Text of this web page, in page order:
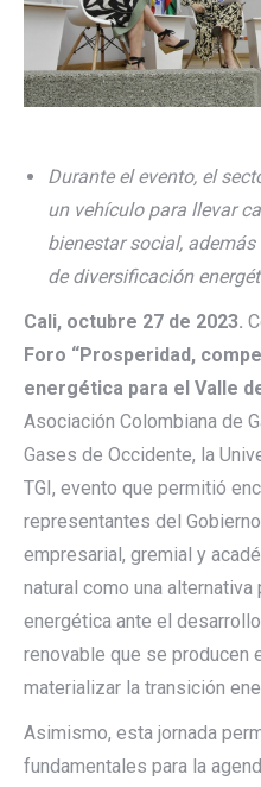
Durante el evento, el
un vehículo para llevar
bienestar social,
de diversificación
Cali, octubre 27 de 2023.
Foro “Prosperidad,
energética para el Valle
Asociación Colombiana de
Gases de Occidente, la
TGI, evento que permitió
representantes del
empresarial, gremial y
natural como una
energética ante el
renovable que se producen
materializar la transición
Asimismo, esta jornada
fundamentales para la